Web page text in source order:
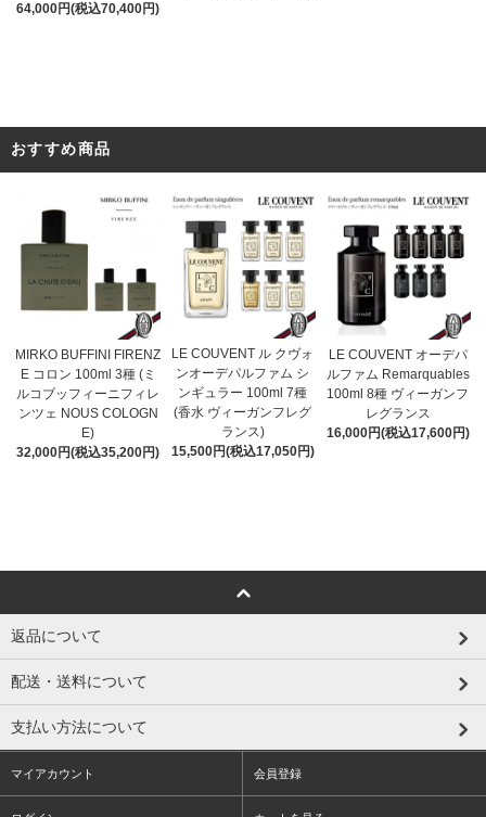
64,000円(税込70,400円)
おすすめ商品
MIRKO BUFFINI FIRENZ
E コロン 100ml 3種 (ミ
ルコブッフィーニフィレ
ンツェ NOUS COLOGN
E)
32,000円(税込35,200円)
LE COUVENT ル クヴォ
ンオーデパルファム シ
ンギュラー 100ml 7種
(香水 ヴィーガンフレグ
ランス)
15,500円(税込17,050円)
LE COUVENT オーデパ
ルファム Remarquables
100ml 8種 ヴィーガンフ
レグランス
16,000円(税込17,600円)
返品について
配送・送料について
支払い方法について
マイアカウント 会員登録